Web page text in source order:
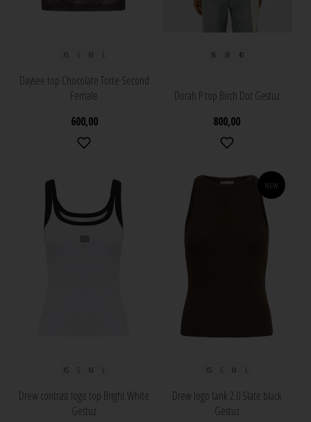
XS S M L
Daysee top Chocolate Torte Second
Female
600,00
36 38 40
Dorah P top Birch Dot Gestuz
800,00
XS S M L
Drew contrast logo top Bright White
Gestuz
NEW
XS S M L
Drew logo tank 2.0 Slate black
Gestuz